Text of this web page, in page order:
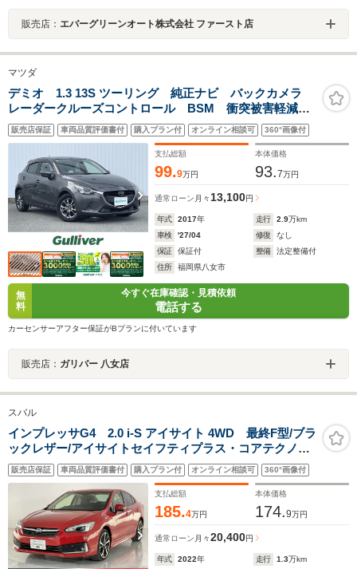
販売店： エバーグリーンオート株式会社 ファースト店
マツダ
デミオ 1.3 13S ツーリング 純正ナビ バックカメラ
レーダークルーズコントロール BSM 衝突被害軽減シ
ステム LDA アイドリングストップ コーナーセンサ
ー ETC HUD シートヒーター ステアリングスイッ
チ LEDヘッド
販売店保証 車両品質評価書付 購入プラン付 オンライン相談可 360°画像付
支払総額
99.9万円
本体価格
93.7万円
通常ローン 月々13,100円
年式 2017年 走行 2.9万km
車検
'27/04 修復
なし
保証
保証付 整備
法定整備付
住所
福岡県八女市
無
料
今すぐ在庫確認・見積依頼
電話する
カーセンサーアフター保証がBプランに付いています
販売店： ガリバー 八女店
スバル
インプレッサG4 2.0 i-S アイサイト 4WD 最終F型/ブラ
ックレザー/アイサイトセイフティプラス・コアテクノロ
ジー/アダプティブドライビングビーム/前席パワーシー
ト・シートヒーター/F・S・Bカメラ/純正Panasonicナビ/
ブルーレイ再生/ETC2.0/ドラレコ
販売店保証 車両品質評価書付 購入プラン付 オンライン相談可 360°画像付
支払総額
185.4万円
本体価格
174.9万円
通常ローン 月々20,400円
年式 2022年 走行 1.3万km